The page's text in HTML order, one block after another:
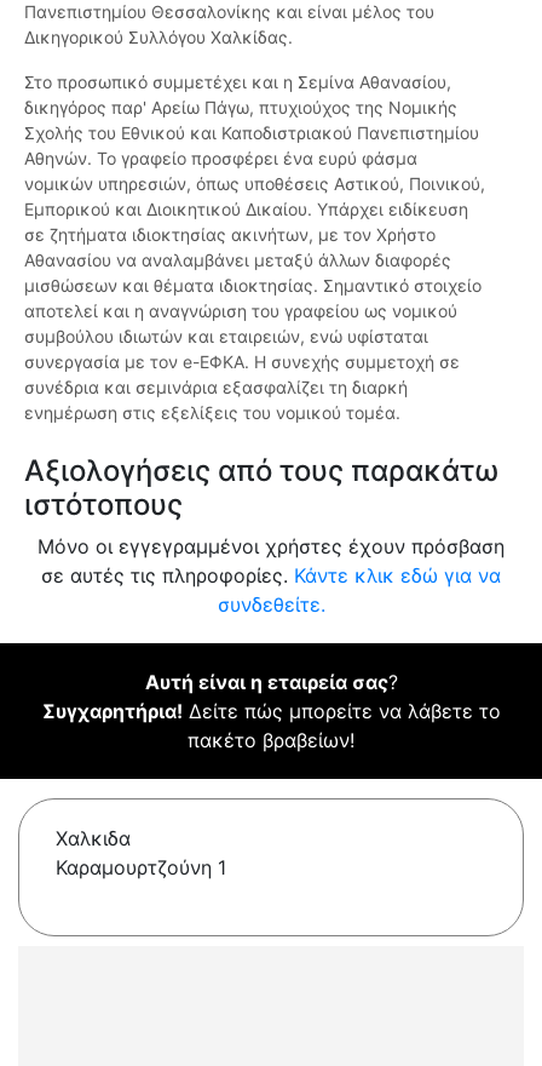
Πανεπιστημίου Θεσσαλονίκης και είναι μέλος του
Δικηγορικού Συλλόγου Χαλκίδας.
Στο προσωπικό συμμετέχει και η Σεμίνα Αθανασίου,
δικηγόρος παρ' Αρείω Πάγω, πτυχιούχος της Νομικής
Σχολής του Εθνικού και Καποδιστριακού Πανεπιστημίου
Αθηνών. Το γραφείο προσφέρει ένα ευρύ φάσμα
νομικών υπηρεσιών, όπως υποθέσεις Αστικού, Ποινικού,
Εμπορικού και Διοικητικού Δικαίου. Υπάρχει ειδίκευση
σε ζητήματα ιδιοκτησίας ακινήτων, με τον Χρήστο
Αθανασίου να αναλαμβάνει μεταξύ άλλων διαφορές
μισθώσεων και θέματα ιδιοκτησίας. Σημαντικό στοιχείο
αποτελεί και η αναγνώριση του γραφείου ως νομικού
συμβούλου ιδιωτών και εταιρειών, ενώ υφίσταται
συνεργασία με τον e-ΕΦΚΑ. Η συνεχής συμμετοχή σε
συνέδρια και σεμινάρια εξασφαλίζει τη διαρκή
ενημέρωση στις εξελίξεις του νομικού τομέα.
Αξιολογήσεις από τους παρακάτω
ιστότοπους
Μόνο οι εγγεγραμμένοι χρήστες έχουν πρόσβαση
σε αυτές τις πληροφορίες. Κάντε κλικ εδώ για να
συνδεθείτε.
Αυτή είναι η εταιρεία σας?
Συγχαρητήρια! Δείτε πώς μπορείτε να λάβετε το
πακέτο βραβείων!
Χαλκιδα
Καραμουρτζούνη 1